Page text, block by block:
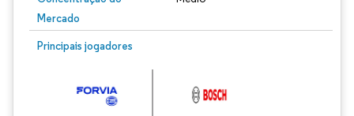
Mercado
Principais jogadores